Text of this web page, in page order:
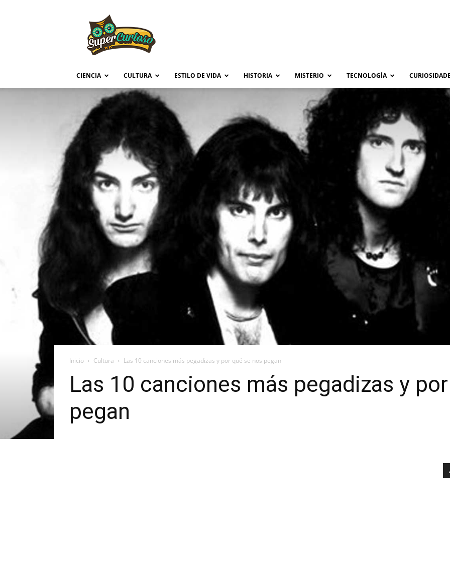
CIENCIA CULTURA ESTILO DE VIDA HISTORIA MISTERIO TECNOLOGÍA
Inicio Cultura Las 10 canciones más pegadizas y por qué se nos pegan
Las 10 canciones más pegadizas y
pegan